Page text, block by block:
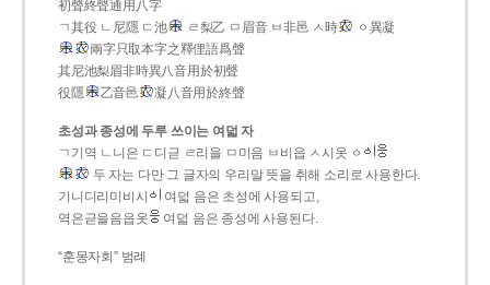
初聲終聲通用八字
ㄱ其役 ㄴ尼隱 ㄷ池
ㄹ梨乙 ㅁ眉音 ㅂ非邑 ㅅ時
ㆁ異凝
兩字只取本字之釋俚語爲聲
其尼池梨眉非時異八音用於初聲
役隱
乙音邑 凝八音用於終聲
초성과 종성에 두루 쓰이는 여덟 자
ㄱ기역 ㄴ니은 ㄷ디귿 ㄹ리을 ㅁ미음 ㅂ비읍 ㅅ시옷 ㆁ
두 자는 다만 그 글자의 우리말 뜻을 취해 소리로 사용한다.
기니디리미비시
여덟 음은 초성에 사용되고,
역은귿을음읍옷
여덟 음은 종성에 사용된다.
“훈몽자회” 범례